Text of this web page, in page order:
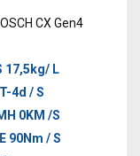
CX Gen4
17,5kg/ L
4d / S
0KM /S
90Nm / S